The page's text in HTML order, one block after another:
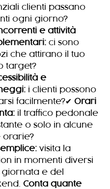
clienti passano
ogni giorno?
e attività
ci sono
che attirano il tuo
target?
e
i clienti possono
facilmente?✔ Orari
il traffico pedonale
o solo in alcune
orarie?
visita la
in momenti diversi
e del
Conta quante